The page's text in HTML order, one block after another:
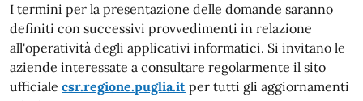
I termini per la presentazione delle domande saranno
definiti con successivi provvedimenti in relazione
all'operatività degli applicativi informatici. Si invitano le
aziende interessate a consultare regolarmente il sito
ufficiale csr.regione.puglia.it per tutti gli aggiornamenti